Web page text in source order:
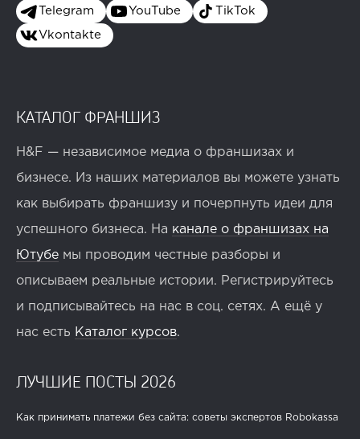
Telegram YouTube TikTok
Vkontakte
КАТАЛОГ ФРАНШИЗ
H&F — независимое медиа о франшизах и
бизнесе. Из наших материалов вы можете узнать
как выбирать франшизу и почерпнуть идеи для
успешного бизнеса. На канале о франшизах на
Ютубе мы проводим честные разборы и
описываем реальные истории. Регистрируйтесь
и подписывайтесь на нас в соц. сетях. А ещё у
нас есть Каталог курсов.
ЛУЧШИЕ ПОСТЫ 2026
Как принимать платежи без сайта: советы экспертов Robokassa